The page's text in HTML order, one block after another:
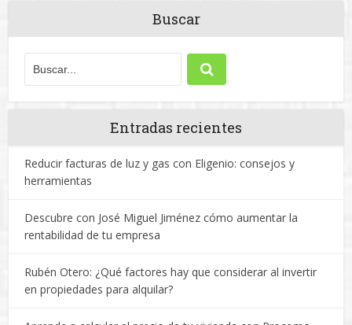
Rubén Otero: ¿Qué factores hay que considerar al invertir
en propiedades para alquilar?
Aprende a calcular el precio de tu vivienda con Procomo
Diseña un hogar luminoso con los consejos de
Copyright © 2014. http://www.oportunidadesdeinversion.es